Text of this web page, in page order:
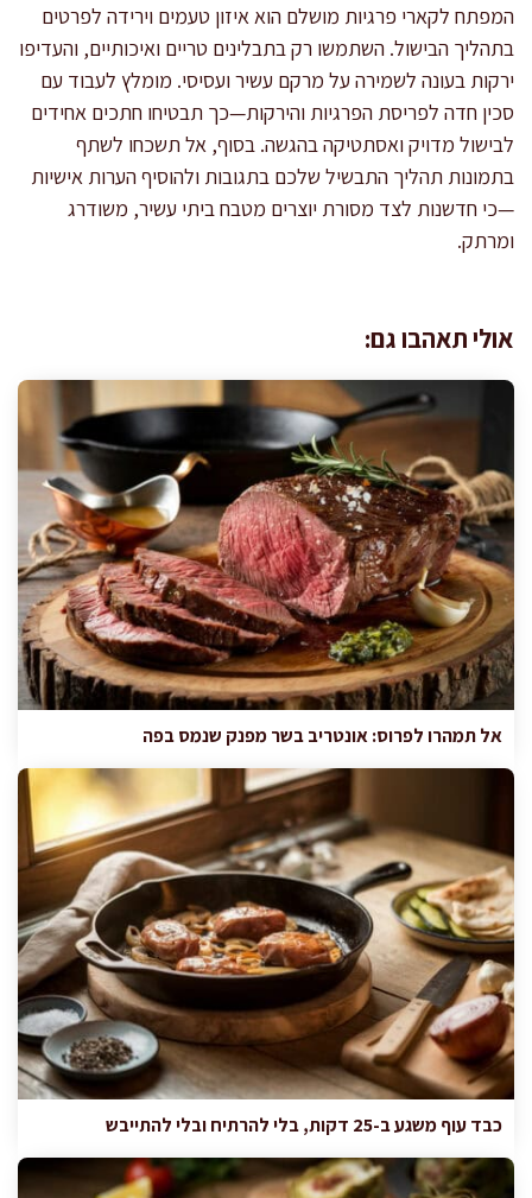
המפתח לקארי פרגיות מושלם הוא איזון טעמים וירידה לפרטים
בתהליך הבישול. השתמשו רק בתבלינים טריים ואיכותיים, והעדיפו
ירקות בעונה לשמירה על מרקם עשיר ועסיסי. מומלץ לעבוד עם
סכין חדה לפריסת הפרגיות והירקות—כך תבטיחו חתכים אחידים
לבישול מדויק ואסתטיקה בהגשה. בסוף, אל תשכחו לשתף
בתמונות תהליך התבשיל שלכם בתגובות ולהוסיף הערות אישיות
—כי חדשנות לצד מסורת יוצרים מטבח ביתי עשיר, משודרג
ומרתק.
אולי תאהבו גם:
אל תמהרו לפרוס: אונטריב בשר מפנק שנמס בפה
כבד עוף משגע ב-25 דקות, בלי להרתיח ובלי להתייבש